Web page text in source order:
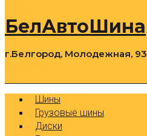
БелАвтоШина
г.Белгород, Молодежная, 93
Шины
Грузовые шины
Диски